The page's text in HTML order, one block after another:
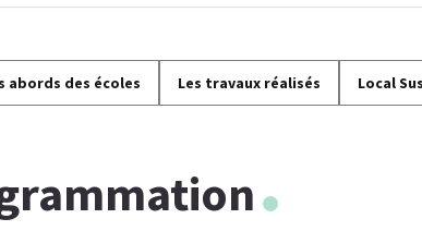
abords des écoles Les travaux réalisés Local